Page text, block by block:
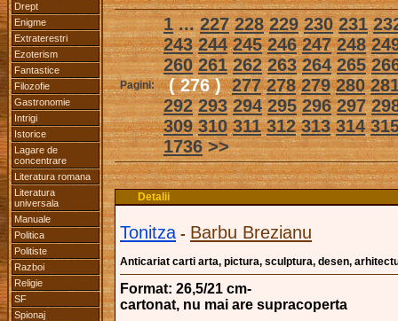
Drept
Enigme
Extraterestri
Ezoterism
Fantastice
Filozofie
Gastronomie
Intrigi
Istorice
Lagare de
concentrare
Literatura romana
Literatura
universala
Manuale
Politica
Politiste
Razboi
Religie
SF
Spionaj
Pagini:
1...227 228 229 230 231
243 244 245 246 247 248
260 261 262 263 264 265
( 276 ) 277 278 279 280
292 293 294 295 296 297
309 310 311 312 313 314
1736>>
Detalii
Tonitza- Barbu Brezianu
Anticariat carti arta, pictura, sculptura, desen,
Format: 26,5/21 cm-
cartonat, nu mai are supracoperta